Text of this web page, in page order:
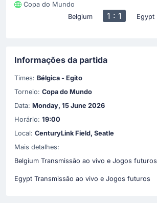
Copa do Mundo
Belgium
1 : 1 Egypt
Informações da partida
Times: Bélgica - Egito
Torneio: Copa do Mundo
Data: Monday, 15 June 2026
Horário: 19:00
Local: CenturyLink Field, Seatle
Mais detalhes:
Belgium Transmissão ao vivo e Jogos futuros
Egypt Transmissão ao vivo e Jogos futuros